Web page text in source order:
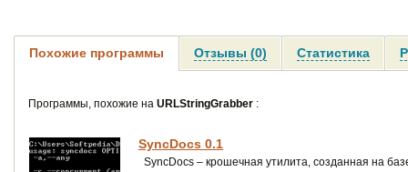
Похожие программы Отзывы (0) Статистика
Программы, похожие на URLStringGrabber :
SyncDocs 0.1
SyncDocs – крошечная утилита, созданная на